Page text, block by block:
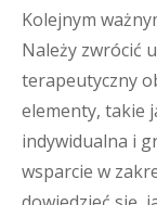
Kolejnym
Należy zwrócić
terapeutyczny
elementy, takie
indywidualna i
wsparcie w